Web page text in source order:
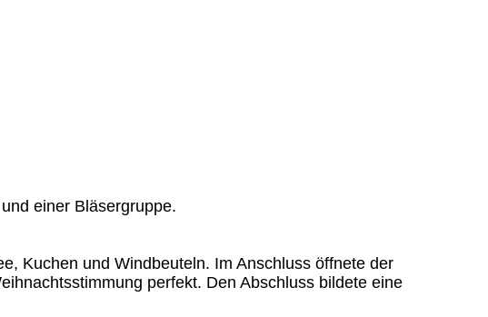
Kuchen und Windbeuteln. Im Anschluss öffnete der
perfekt. Den Abschluss bildete eine